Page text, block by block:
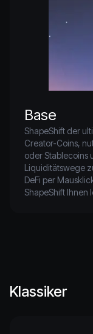
Base
ShapeShift der
Creator-Coins,
oder Stablecoins
Liquiditätswege
DeFi per
ShapeShift Ihnen
Klassiker